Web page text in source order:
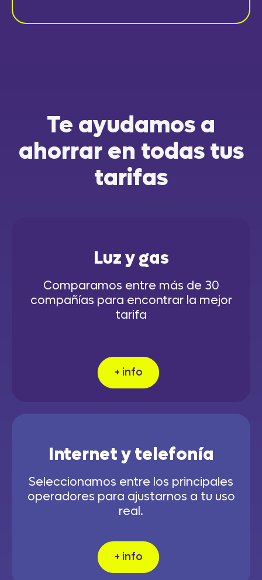
Te ayudamos a
ahorrar en todas tus
tarifas
Luz y gas
Comparamos entre más de 30
compañías para encontrar la mejor
tarifa
+ info
Internet y telefonía
Seleccionamos entre los principales
operadores para ajustarnos a tu uso
real.
+ info